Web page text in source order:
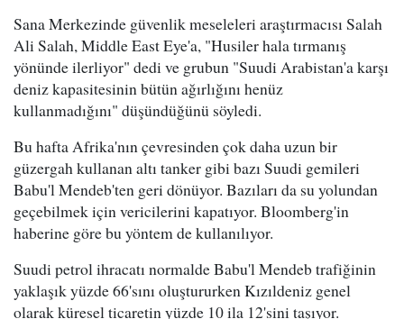
Sana Merkezinde güvenlik meseleleri araştırmacısı Salah
Ali Salah, Middle East Eye'a, "Husiler hala tırmanış
yönünde ilerliyor" dedi ve grubun "Suudi Arabistan'a karşı
deniz kapasitesinin bütün ağırlığını henüz
kullanmadığını" düşündüğünü söyledi.
Bu hafta Afrika'nın çevresinden çok daha uzun bir
güzergah kullanan altı tanker gibi bazı Suudi gemileri
Babu'l Mendeb'ten geri dönüyor. Bazıları da su yolundan
geçebilmek için vericilerini kapatıyor. Bloomberg'in
haberine göre bu yöntem de kullanılıyor.
Suudi petrol ihracatı normalde Babu'l Mendeb trafiğinin
yaklaşık yüzde 66'sını oluştururken Kızıldeniz genel
olarak küresel ticaretin yüzde 10 ila 12'sini taşıyor.